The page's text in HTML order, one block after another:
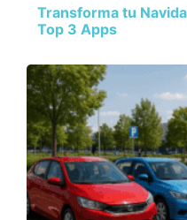
Transforma tu
Top 3 Apps